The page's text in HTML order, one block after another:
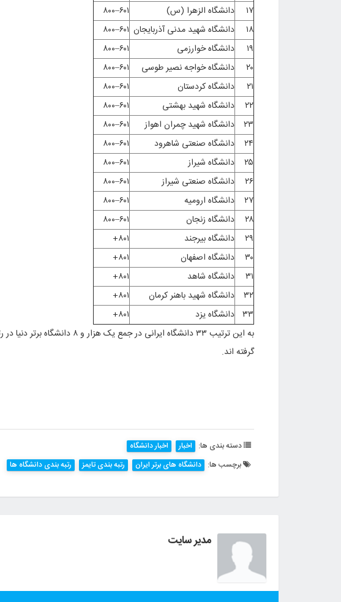
۱۷
دانشگاه الزهرا (س)
۶۰۱–۸۰۰
۱۸
دانشگاه شهید مدنی آذربایجان ۶۰۱–۸۰۰
۱۹
دانشگاه خوارزمی
۶۰۱–۸۰۰
۲۰
دانشگاه خواجه نصیر طوسی
۶۰۱–۸۰۰
۲۱
دانشگاه کردستان
۶۰۱–۸۰۰
۲۲
دانشگاه شهید بهشتی
۶۰۱–۸۰۰
۲۳
دانشگاه شهید چمران اهواز
۶۰۱–۸۰۰
۲۴
دانشگاه صنعتی شاهرود
۶۰۱–۸۰۰
۲۵
دانشگاه شیراز
۶۰۱–۸۰۰
۲۶
دانشگاه صنعتی شیراز
۶۰۱–۸۰۰
۲۷
دانشگاه ارومیه
۶۰۱–۸۰۰
۲۸
دانشگاه زنجان
۶۰۱–۸۰۰
۲۹
دانشگاه بیرجند
۸۰۱+
۳۰
دانشگاه اصفهان
۸۰۱+
۳۱
دانشگاه شاهد
۸۰۱+
۳۲
دانشگاه شهید باهنر کرمان
۸۰۱+
۳۳ دانشگاه یزد
۸۰۱+
گرفته اند.
دسته بندی ها: اخبار
اخبار دانشگاه
برچسب ها: دانشگاه های برتر ایران رتبه بندی تایمز رتبه بندی دانشگاه ها
مدیر سایت